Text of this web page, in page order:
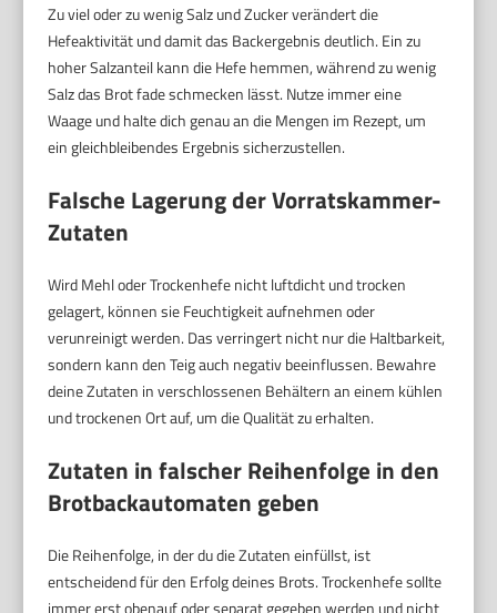
Zu viel oder zu wenig Salz und Zucker verändert die
Hefeaktivität und damit das Backergebnis deutlich. Ein zu
hoher Salzanteil kann die Hefe hemmen, während zu wenig
Salz das Brot fade schmecken lässt. Nutze immer eine
Waage und halte dich genau an die Mengen im Rezept, um
ein gleichbleibendes Ergebnis sicherzustellen.
Falsche Lagerung der Vorratskammer-
Zutaten
Wird Mehl oder Trockenhefe nicht luftdicht und trocken
gelagert, können sie Feuchtigkeit aufnehmen oder
verunreinigt werden. Das verringert nicht nur die Haltbarkeit,
sondern kann den Teig auch negativ beeinflussen. Bewahre
deine Zutaten in verschlossenen Behältern an einem kühlen
und trockenen Ort auf, um die Qualität zu erhalten.
Zutaten in falscher Reihenfolge in den
Brotbackautomaten geben
Die Reihenfolge, in der du die Zutaten einfüllst, ist
entscheidend für den Erfolg deines Brots. Trockenhefe sollte
immer erst obenauf oder separat gegeben werden und nicht